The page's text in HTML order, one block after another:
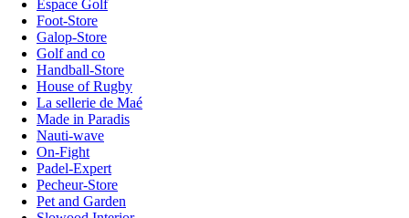
Espace Golf
Foot-Store
Galop-Store
Golf and co
Handball-Store
House of Rugby
La sellerie de Maé
Made in Paradis
Nauti-wave
On-Fight
Padel-Expert
Pecheur-Store
Pet and Garden